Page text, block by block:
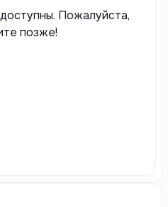
Пожалуйста,
позже!